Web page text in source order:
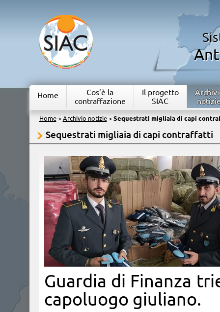
Home
Cos'è la
contraffazione
Il progetto
SIAC
Home> Archivio notizie> Sequestrati migliaia di capi
Sequestrati migliaia di capi contraffatti
Guardia di Finanza
capoluogo giuliano.